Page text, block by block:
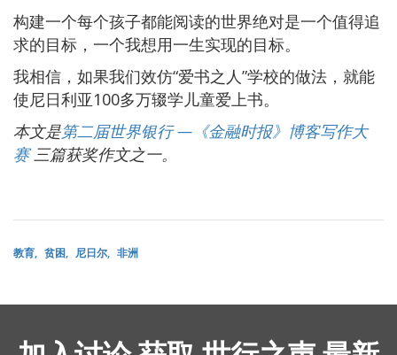
构建一个每个孩子都能阅读的世界绝对是一个值得追
求的目标，一个我想用一生实现的目标。
我相信，如果我们效仿“爱书之人”学校的做法，就能
使尼日利亚100多万辍学儿童爱上书。
本文是第二届世界银行 —《金融时报》博客写作大
赛三篇获奖作文之一。
教育 贫困 尼日尔 非洲